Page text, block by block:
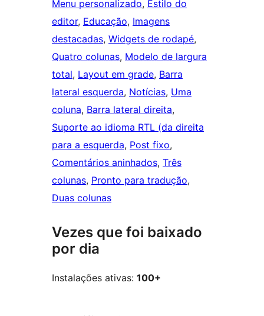
Menu personalizado, Estilo do
editor, Educação, Imagens
destacadas, Widgets de rodapé
Quatro colunas, Modelo de largura
total, Layout em grade, Barra
lateral esquerda, Notícias, Uma
coluna, Barra lateral direita
Suporte ao idioma RTL (da direita
para a esquerda, Post fixo
Comentários aninhados, Três
colunas, Pronto para tradução
Duas colunas
Vezes que foi baixado
por dia
Instalações ativas: 100+